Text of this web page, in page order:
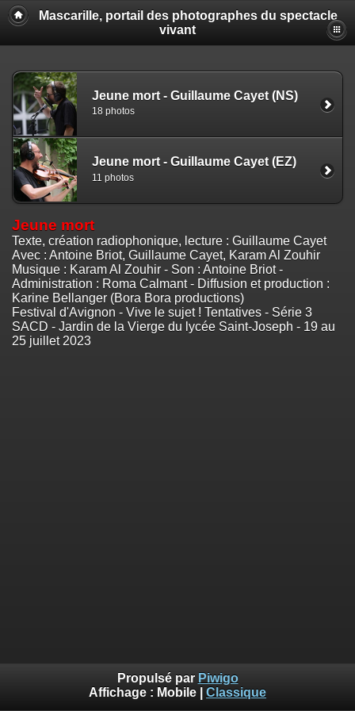
Mascarille, portail des photographes du spectacle
vivant
Jeune mort - Guillaume Cayet (NS)
18 photos
Jeune mort - Guillaume Cayet (EZ)
11 photos
Jeune mort
Texte, création radiophonique, lecture : Guillaume Cayet
Avec : Antoine Briot, Guillaume Cayet, Karam Al Zouhir
Musique : Karam Al Zouhir - Son : Antoine Briot -
Administration : Roma Calmant - Diffusion et production :
Karine Bellanger (Bora Bora productions)
Festival d'Avignon - Vive le sujet ! Tentatives - Série 3
SACD - Jardin de la Vierge du lycée Saint-Joseph - 19 au
25 juillet 2023
Propulsé par Piwigo
Affichage : Mobile Classique